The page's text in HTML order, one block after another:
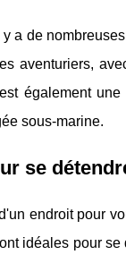
a de
aventuriers,
également
sous-marine.
se
endroit pour
idéales pour